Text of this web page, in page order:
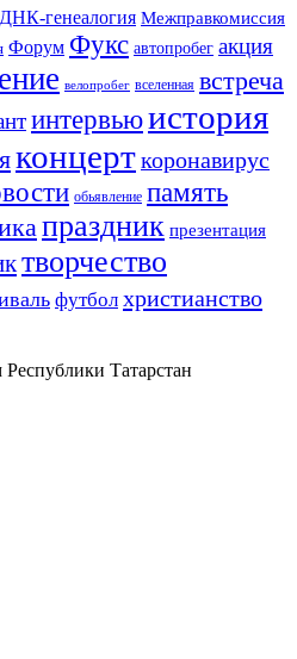
ДНК-генеалогия Межправкомиссия
Форум Фукс автопробег акция
велопробег вселенная встреча
интервьюистория
концерткоронавирус
обьявление память
праздник презентация
творчество
футбол христианство
Татарстан